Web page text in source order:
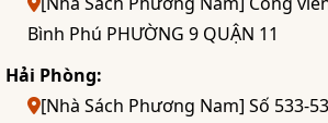
Bình Phú PHƯỜNG 9 QUẬN 11
Hải Phòng:
[Nhà Sách Phương Nam] Số 533-